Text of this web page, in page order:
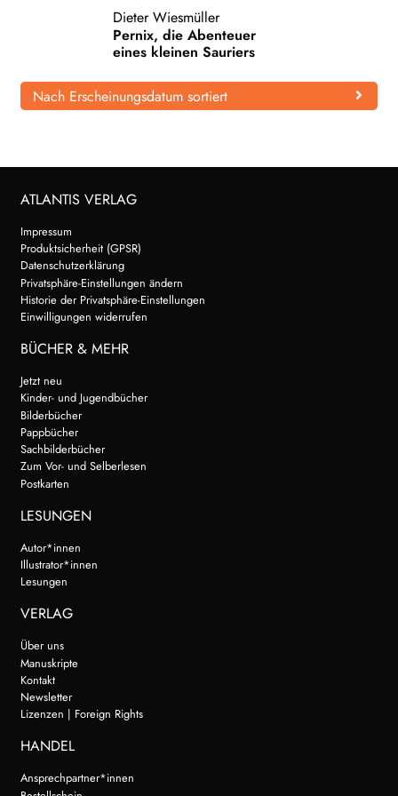
WEITERE VERLAGE
Search:
Dieter Wiesmüller
Pernix, die Abenteuer
eines kleinen Sauriers
Nach Erscheinungsdatum sortiert
ATLANTIS VERLAG
Impressum
Produktsicherheit (GPSR)
Datenschutzerklärung
Privatsphäre-Einstellungen ändern
Historie der Privatsphäre-Einstellungen
Einwilligungen widerrufen
BÜCHER & MEHR
Jetzt neu
Kinder- und Jugendbücher
Bilderbücher
Pappbücher
Sachbilderbücher
Zum Vor- und Selberlesen
Postkarten
LESUNGEN
Autor*innen
Illustrator*innen
Lesungen
VERLAG
Über uns
Manuskripte
Kontakt
Newsletter
Lizenzen | Foreign Rights
HANDEL
Ansprechpartner*innen